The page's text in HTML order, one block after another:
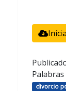
Palabras
divorcio